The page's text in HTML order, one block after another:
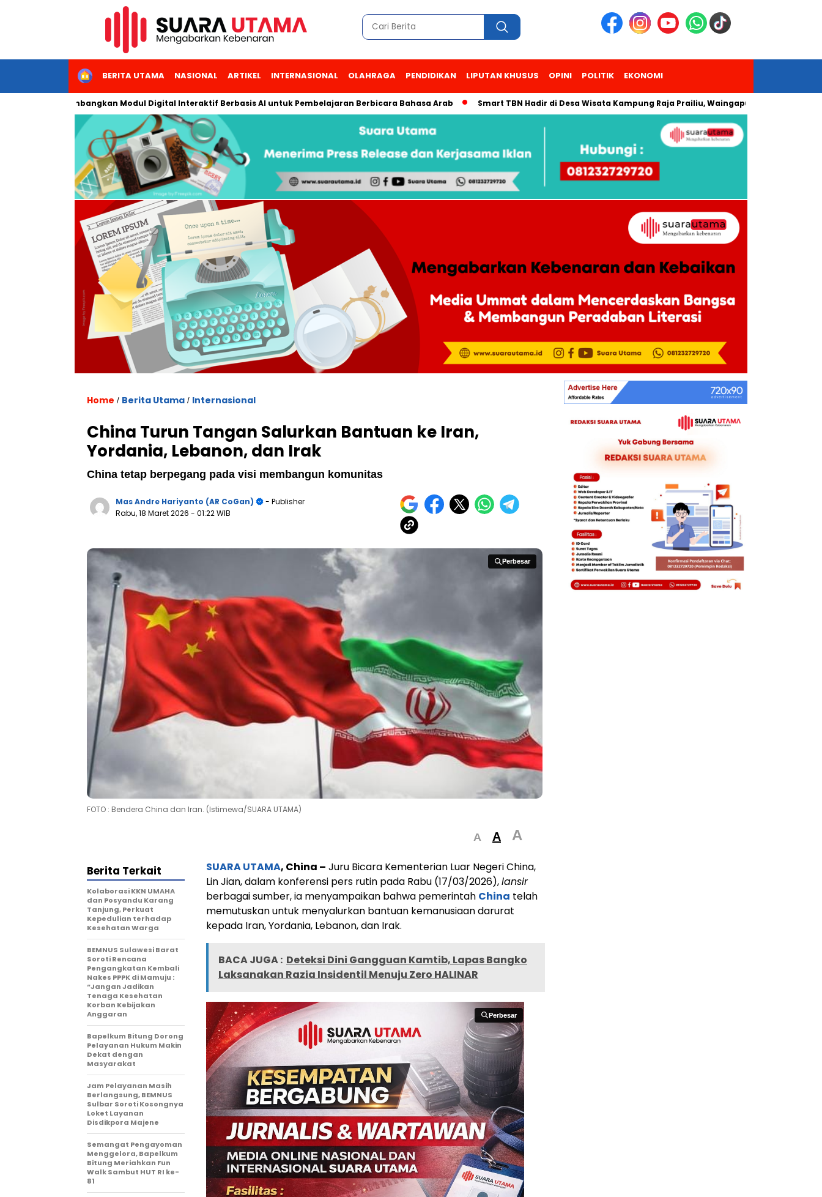
HOMEBERITA UTAMA NASIONAL ARTIKEL INTERNASIONAL OLAHRAGA PENDIDIKAN LIPUTAN KHUSUS OPINI POLITIK EKONOMI
Kembangkan Modul Digital Interaktif Berbasis AI untuk Pembelajaran Berbicara Bahasa Arab Smart TBN Hadir di Desa Wisata Kampung Raja Prailiu, Waingapu! Dua Pendaki
Home / Berita Utama / Internasional
China Turun Tangan Salurkan Bantuan ke Iran,
Yordania, Lebanon, dan Irak
China tetap berpegang pada visi membangun komunitas
Mas Andre Hariyanto (AR CoGan)
- Publisher
Rabu, 18 Maret 2026 - 01:22 WIB
Perbesar
Perbesar
FOTO : Bendera China dan Iran. (Istimewa/SUARA UTAMA)
A A A
SUARA UTAMA, China – Juru Bicara Kementerian Luar Negeri China,
Lin Jian, dalam konferensi pers rutin pada Rabu (17/03/2026),lansir
berbagai sumber, ia menyampaikan bahwa pemerintah China telah
memutuskan untuk menyalurkan bantuan kemanusiaan darurat
kepada Iran, Yordania, Lebanon, dan Irak.
BACA JUGA : Deteksi Dini Gangguan Kamtib, Lapas Bangko
Laksanakan Razia Insidentil Menuju Zero HALINAR
Perbesar
Perbesar
Berita Terkait
Kolaborasi KKN UMAHA
dan Posyandu Karang
Tanjung, Perkuat
Kepedulian terhadap
Kesehatan Warga
BEMNUS Sulawesi Barat
Soroti Rencana
Pengangkatan Kembali
Nakes PPPK di Mamuju :
“Jangan Jadikan
Tenaga Kesehatan
Korban Kebijakan
Anggaran
Bapelkum Bitung Dorong
Pelayanan Hukum Makin
Dekat dengan
Masyarakat
Jam Pelayanan Masih
Berlangsung, BEMNUS
Sulbar Soroti Kosongnya
Loket Layanan
Disdikpora Majene
Semangat Pengayoman
Menggelora, Bapelkum
Bitung Meriahkan Fun
Walk Sambut HUT RI ke-
81